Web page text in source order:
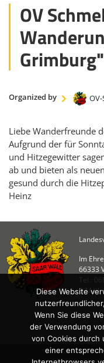
Deutsches
Wanderabzeichen
NATUR
KULTUR
Kultur &
Heimatpflege
Heimatpreis
WANDERN
Unsere Wege im
SWV
Wegemanagement
Lehrgänge
Wandertipps
Aktivitätenübersicht
ANGEBOTE
Mitgliedschaft
OV
Grimburg"
Organized by
Liebe Wanderfreunde
Aufgrund der für
und Hitzegewitter
ab und bieten als
gesund durch die
Heinz
Im
66333
Tel.:
E-Mail:
Diese Website
Wenn Sie diese
der Verwendung
von Cookies
einer